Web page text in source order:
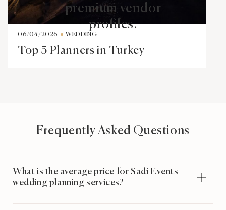
premium vendor
profiles.
06/04/2026 WEDDING
Top 5 Planners in Turkey
Frequently Asked Questions
What is the average price for Sadi Events
wedding planning services?